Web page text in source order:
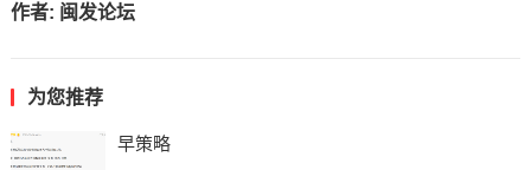
作者: 闽发论坛
为您推荐
早策略